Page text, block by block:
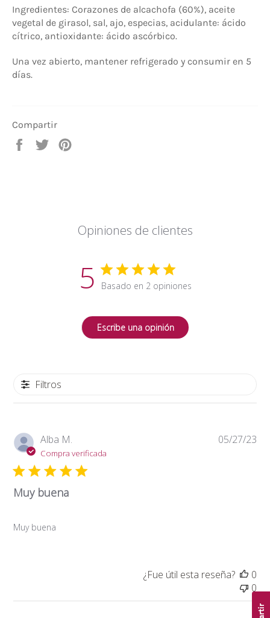
Ingredientes: Corazones de alcachofa (60%), aceite
vegetal de girasol, sal, ajo, especias, acidulante: ácido
cítrico, antioxidante: ácido ascórbico.
Una vez abierto, mantener refrigerado y consumir en 5
días.
Compartir
Compartir
Tuitear
Opiniones de clientes
5 Basado en 2 opiniones
Escribe una opinión
Filtros
Alba M.
Compra verificada
Muy buena
Muy buena
05/27/23
¿Fue útil esta reseña?
0
0